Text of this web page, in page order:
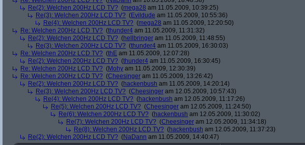
Re(2): Welchen 200Hz LCD TV? (mega28 am 11.05.2009, 10:39:25)
Re(3): Welchen 200Hz LCD TV? (Evildude am 11.05.2009, 10:55:36)
Re(4): Welchen 200Hz LCD TV? (mega28 am 11.05.2009, 12:20:50)
Re: Welchen 200Hz LCD TV? (thunder4 am 11.05.2009, 11:31:32)
Re(2): Welchen 200Hz LCD TV? (hellbringer am 11.05.2009, 11:48:55)
Re(3): Welchen 200Hz LCD TV? (thunder4 am 11.05.2009, 16:30:03)
Re: Welchen 200Hz LCD TV? (thE am 11.05.2009, 12:07:28)
Re(2): Welchen 200Hz LCD TV? (thunder4 am 11.05.2009, 16:30:45)
Re: Welchen 200Hz LCD TV? (Mohy am 11.05.2009, 12:30:39)
Re: Welchen 200Hz LCD TV? (Cheesinger am 11.05.2009, 13:26:42)
Re(2): Welchen 200Hz LCD TV? (hackenbush am 11.05.2009, 14:20:14)
Re(3): Welchen 200Hz LCD TV? (Cheesinger am 12.05.2009, 10:57:43)
Re(4): Welchen 200Hz LCD TV? (hackenbush am 12.05.2009, 11:17:26)
Re(5): Welchen 200Hz LCD TV? (Cheesinger am 12.05.2009, 11:24:50)
Re(6): Welchen 200Hz LCD TV? (hackenbush am 12.05.2009, 11:30:02)
Re(7): Welchen 200Hz LCD TV? (Cheesinger am 12.05.2009, 11:34:18)
Re(8): Welchen 200Hz LCD TV? (hackenbush am 12.05.2009, 11:37:23)
Re(2): Welchen 200Hz LCD TV? (NaDann am 11.05.2009, 14:40:47)